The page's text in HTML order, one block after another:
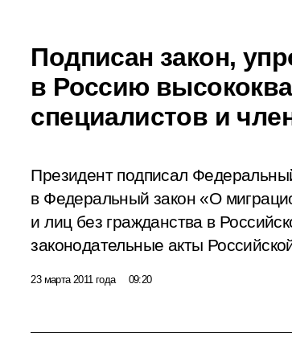
Подписан закон,
в Россию
специалистов и
Президент подписал
в Федеральный закон «О
и лиц без гражданства в
законодательные акты
23 марта 2011 года 09:20